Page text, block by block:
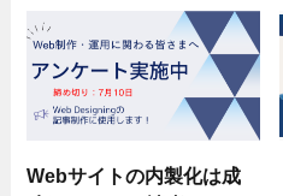
Webサイトの内製化は成